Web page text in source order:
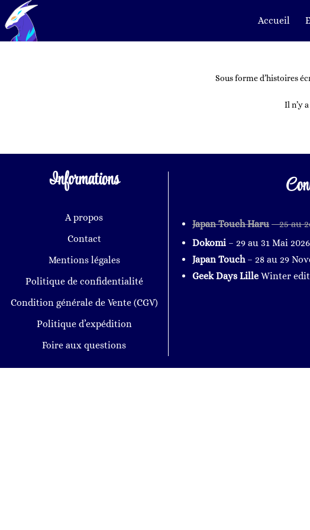
Accueil
Sous forme d’histoires
Il n’y
Informations
A propos
Contact
Mentions légales
Politique de confidentialité
Condition générale de Vente (CGV)
Politique d’expédition
Foire aux questions
Japan Touch Haru – 25 au
Dokomi – 29 au 31 Mai
Japan Touch – 28 au 29
Geek Days Lille Winter